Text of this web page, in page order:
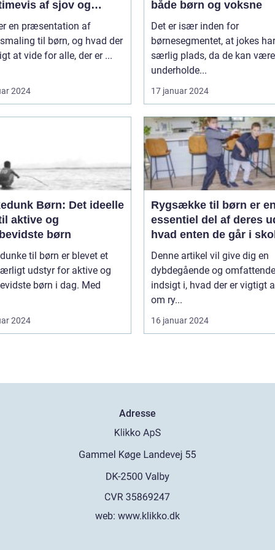
af sjov og
en præsentation af
til børn, og hvad der
at vide for alle, der er ...
2024
både børn og voksne
Det er især inden for
børnesegmentet, at jokes
særlig plads, da de kan
underholde...
17 januar 2024
Børn: Det ideelle
aktive og
børn
til børn er blevet et
udstyr for aktive og
børn i dag. Med
2024
Rygsække til børn er
essentiel del af deres
hvad enten de går i
deltager i udflugter
rejser
Denne artikel vil give dig en
dybdegående og omfattende
indsigt i, hvad der er vigtigt
om ry...
16 januar 2024
Adresse
web: www.klikko.dk